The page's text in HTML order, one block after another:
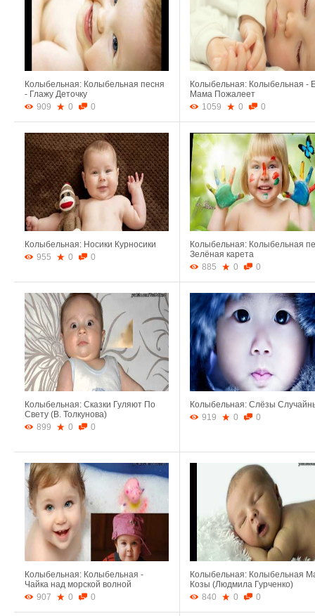
Колыбельная: Колыбельная песня
- Глажу Деточку
909
0 0
Колыбельная: Колыбельная -
Мама Пожалеет
1059
0 0
Колыбельная: Носики Курносики
955
0 0
Колыбельная: Колыбельная
Зелёная карета
885
0 0
Колыбельная: Сказки Гуляют По
Свету (В. Толкунова)
899
0 0
Колыбельная: Слёзы
919
0 0
Колыбельная: Колыбельная -
Чайка над морской волной
907
0 0
Колыбельная: Колыбельная
Козы (Людмила Гурченко)
840
0 0